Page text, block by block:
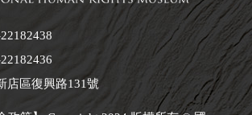
店區復興路131號